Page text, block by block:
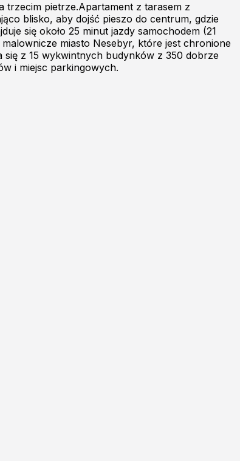
trzecim pietrze.Apartament z tarasem z
blisko, aby dojść pieszo do centrum, gdzie
się około 25 minut jazdy samochodem (21
miasto Nesebyr, które jest chronione
się z 15 wykwintnych budynków z 350 dobrze
i miejsc parkingowych.